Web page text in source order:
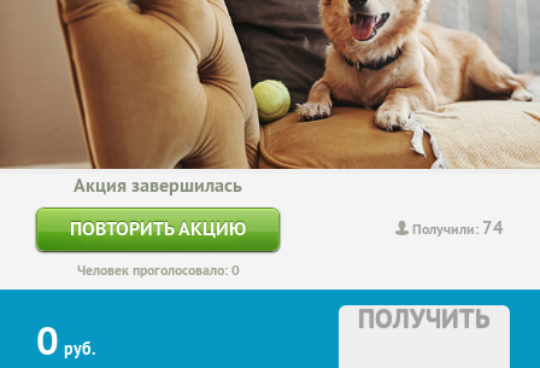
Получили: 74
Акция завершилась
ПОВТОРИТЬ АКЦИЮ
Человек проголосовало: 0
0 руб.
ПОЛУЧИТЬ